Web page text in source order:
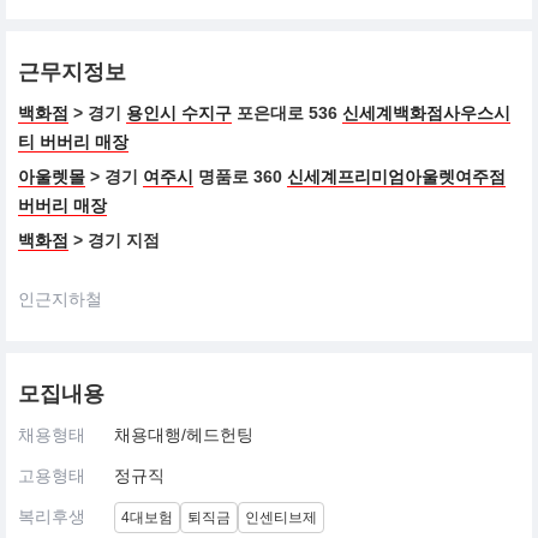
근무지정보
백화점 > 경기 용인시 수지구 포은대로 536 신세계백화점사우스시
티 버버리 매장
아울렛몰 > 경기 여주시 명품로 360 신세계프리미엄아울렛여주점
버버리 매장
백화점 > 경기 지점
인근지하철
모집내용
채용형태 채용대행/헤드헌팅
고용형태 정규직
복리후생 4대보험 퇴직금 인센티브제